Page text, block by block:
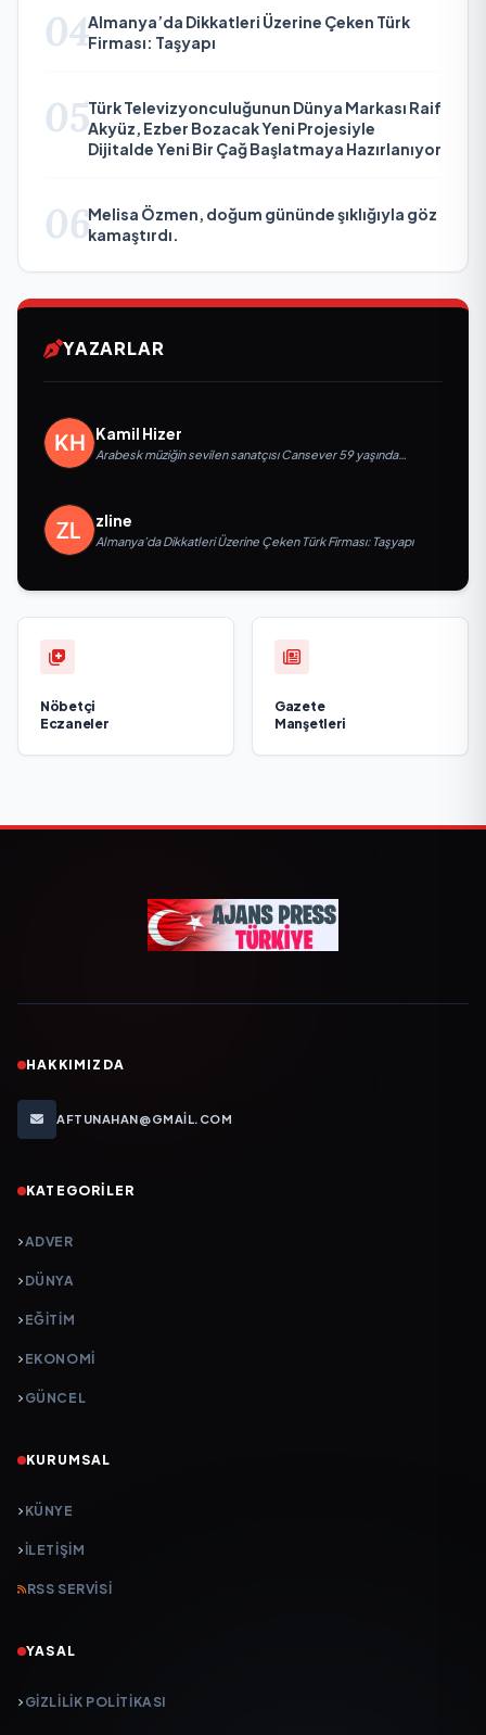
04Almanya’da Dikkatleri Üzerine Çeken Türk
Firması: Taşyapı
05Türk Televizyonculuğunun Dünya Markası Raif
Akyüz, Ezber Bozacak Yeni Projesiyle
Dijitalde Yeni Bir Çağ Başlatmaya Hazırlanıyor
06Melisa Özmen, doğum gününde şıklığıyla göz
kamaştırdı.
YAZARLAR
Kamil Hizer
Arabesk müziğin sevilen sanatçısı Cansever 59 yaşında
zline
Almanya’da Dikkatleri Üzerine Çeken Türk Firması: Taşyapı
Nöbetçi
Eczaneler
Gazete
Manşetleri
HAKKIMIZDA
AFTUNAHAN@GMAIL.COM
KATEGORILER
ADVER
DÜNYA
EĞİTİM
EKONOMİ
GÜNCEL
KURUMSAL
KÜNYE
İLETIŞIM
RSS SERVISI
YASAL
GIZLILIK POLITIKASI